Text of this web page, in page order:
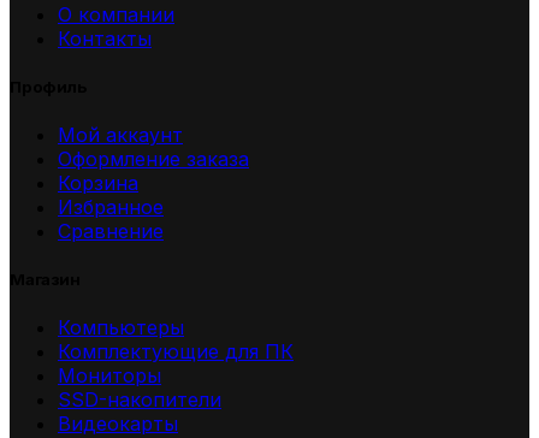
О компании
Контакты
Мой аккаунт
Оформление заказа
Корзина
Избранное
Сравнение
Компьютеры
Комплектующие для ПК
Мониторы
SSD-накопители
Видеокарты